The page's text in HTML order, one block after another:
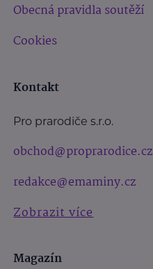
Obecná pravidla soutěží
Cookies
Kontakt
Pro prarodiče s.r.o.
obchod@proprarodice.cz
redakce@emaminy.cz
Zobrazit více
Magazín